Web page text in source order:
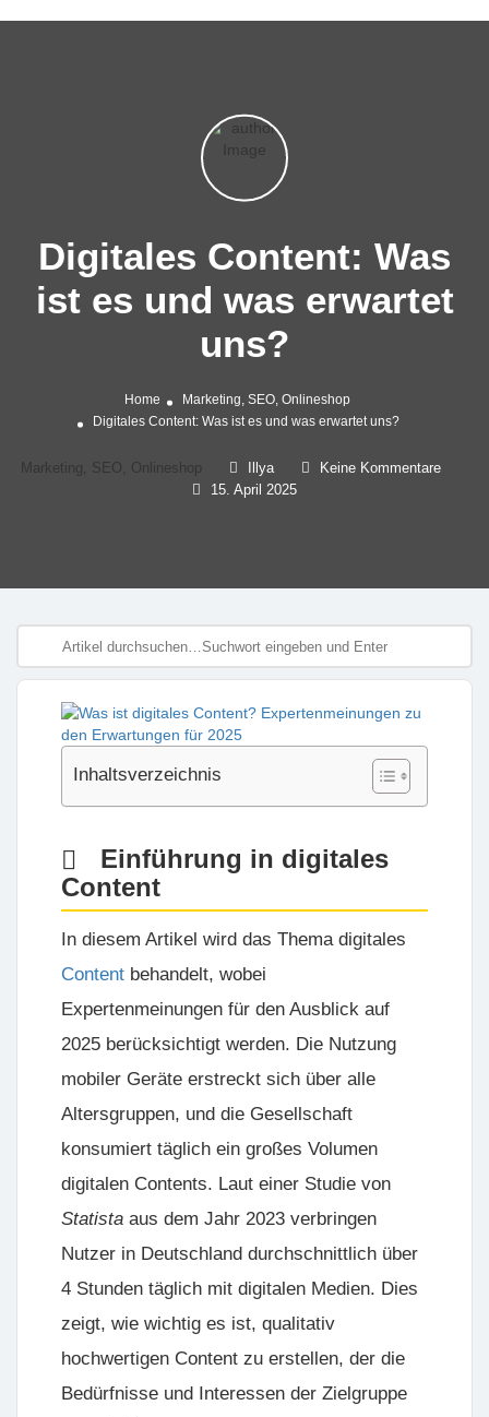
Digitales Content: Was
ist es und was erwartet
uns?
Home
Marketing, SEO, Onlineshop
Digitales Content: Was ist es und was erwartet uns?
Marketing, SEO, Onlineshop Illya
Keine Kommentare
15. April 2025
Inhaltsverzeichnis
Einführung in digitales
Content
In diesem Artikel wird das Thema digitales
Content behandelt, wobei
Expertenmeinungen für den Ausblick auf
2025 berücksichtigt werden. Die Nutzung
mobiler Geräte erstreckt sich über alle
Altersgruppen, und die Gesellschaft
konsumiert täglich ein großes Volumen
digitalen Contents. Laut einer Studie von
Statista aus dem Jahr 2023 verbringen
Nutzer in Deutschland durchschnittlich über
4 Stunden täglich mit digitalen Medien. Dies
zeigt, wie wichtig es ist, qualitativ
hochwertigen Content zu erstellen, der die
Bedürfnisse und Interessen der Zielgruppe